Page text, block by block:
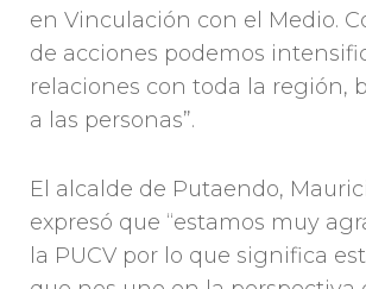
en Vinculación con el Medio.
de acciones podemos
relaciones con toda la región,
a las personas”.
El alcalde de Putaendo,
expresó que “estamos muy
la PUCV por lo que significa